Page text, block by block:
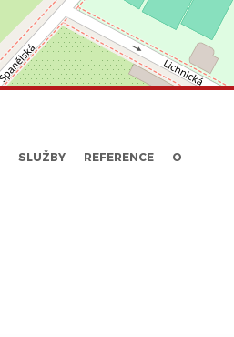
SLUŽBY REFERENCE
O